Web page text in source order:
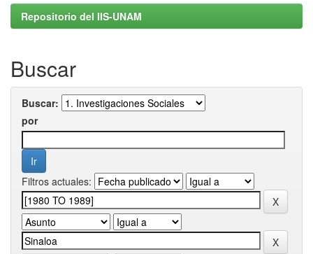
Repositorio del IIS-UNAM
Buscar
Buscar:
por
Filtros actuales: